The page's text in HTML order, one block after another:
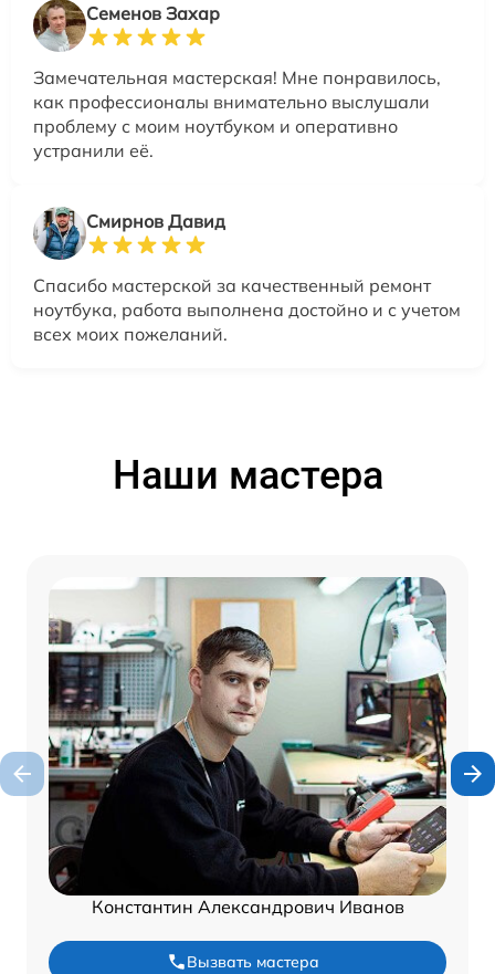
Семенов Захар
Замечательная мастерская! Мне понравилось,
как профессионалы внимательно выслушали
проблему с моим ноутбуком и оперативно
устранили её.
Смирнов Давид
Спасибо мастерской за качественный ремонт
ноутбука, работа выполнена достойно и с учетом
всех моих пожеланий.
Наши мастера
Константин Александрович Иванов
Вызвать мастера